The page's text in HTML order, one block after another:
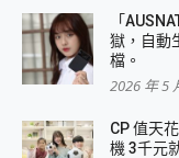
「
獄，自動
檔。
2026 年 5
CP 值天
機 3千元